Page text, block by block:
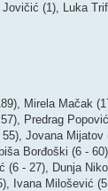
(1), Luka
Mirela Mačak
Predrag
Jovana
Borđoški (6 -
- 27), Dunja
Ivana Milošević